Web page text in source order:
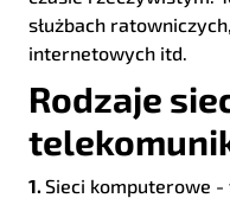
służbach
internetowych itd.
Rodzaje
1. Sieci komputerowe